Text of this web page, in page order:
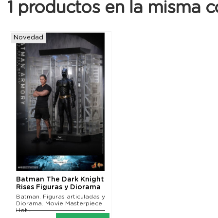
1 productos en la misma
Novedad
Batman The Dark Knight
Rises Figuras y Diorama
1/6 Batman...
Batman. Figuras articuladas y
Diorama. Movie Masterpiece
Hot...